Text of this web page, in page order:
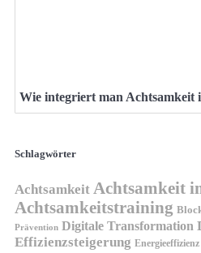
Wie integriert man Achtsamkeit
Schlagwörter
Achtsamkeit Achtsamkeit
Achtsamkeitstraining
Prävention Digitale Transformation
Effizienzsteigerung Energieeffizienz